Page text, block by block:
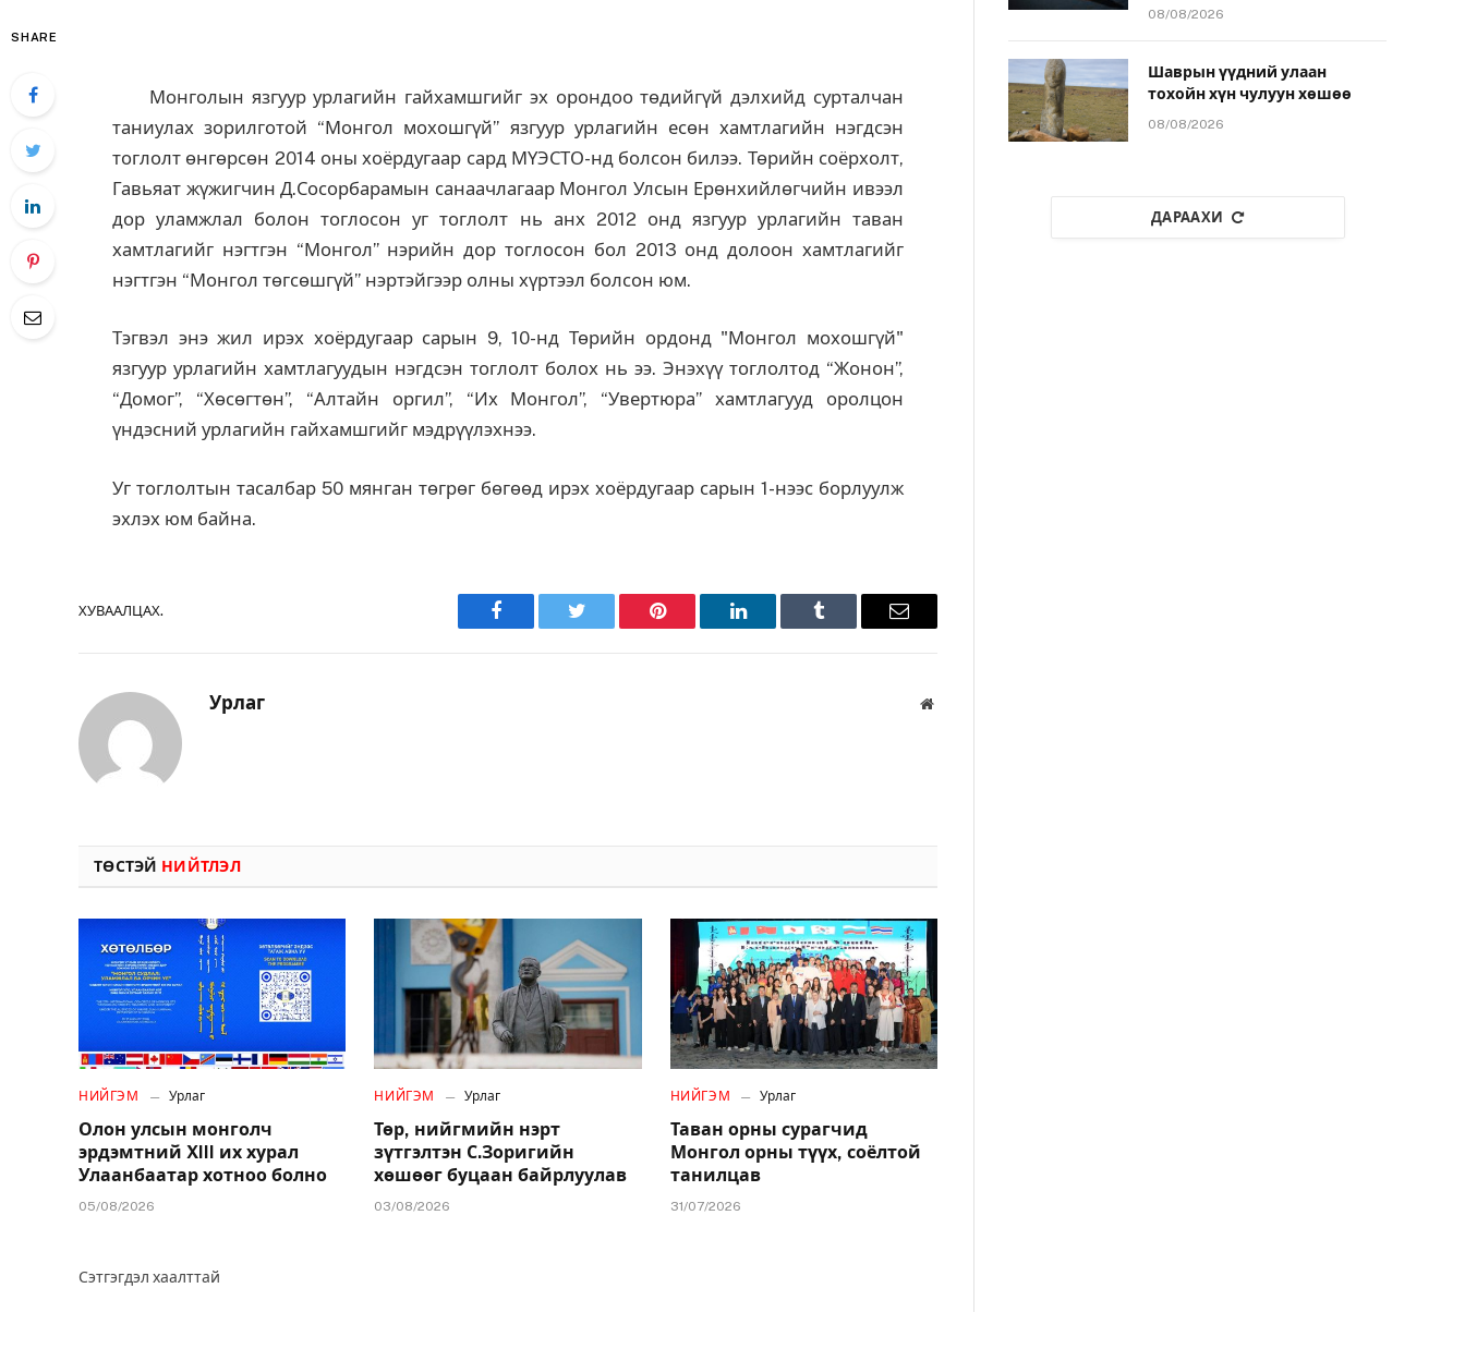
SHARE
Монголын язгуур урлагийн гайхамшгийг эх орондоо төдийгүй дэлхийд сурталчан
таниулах зорилготой “Монгол мохошгүй” язгуур урлагийн есөн хамтлагийн нэгдсэн
тоглолт өнгөрсөн 2014 оны хоёрдугаар сард МҮЭСТО-нд болсон билээ. Төрийн соёрхолт,
Гавьяат жүжигчин Д.Сосорбарамын санаачлагаар Монгол Улсын Ерөнхийлөгчийн ивээл
дор уламжлал болон тоглосон уг тоглолт нь анх 2012 онд язгуур урлагийн таван
хамтлагийг нэгтгэн “Монгол” нэрийн дор тоглосон бол 2013 онд долоон хамтлагийг
нэгтгэн “Монгол төгсөшгүй” нэртэйгээр олны хүртээл болсон юм.
Тэгвэл энэ жил ирэх хоёрдугаар сарын 9, 10-нд Төрийн ордонд "Монгол мохошгүй"
язгуур урлагийн хамтлагуудын нэгдсэн тоглолт болох нь ээ. Энэхүү тоглолтод “Жонон”,
“Домог”, “Хөсөгтөн”, “Алтайн оргил”, “Их Монгол”, “Увертюра” хамтлагууд оролцон
үндэсний урлагийн гайхамшгийг мэдрүүлэхнээ.
Уг тоглолтын тасалбар 50 мянган төгрөг бөгөөд ирэх хоёрдугаар сарын 1-нээс борлуулж
эхлэх юм байна.
ХУВААЛЦАХ.
Facebook Twitter Pinterest LinkedIn Tumblr Имэйл
Урлаг Вэбсайт
ТӨСТЭЙ НИЙТЛЭЛ
НИЙГЭМ Урлаг
Олон улсын монголч
эрдэмтний XIII их хурал
Улаанбаатар хотноо болно
05/08/2026
НИЙГЭМ Урлаг
Төр, нийгмийн нэрт
зүтгэлтэн С.Зоригийн
хөшөөг буцаан байрлуулав
03/08/2026
НИЙГЭМ Урлаг
Таван орны сурагчид
Монгол орны түүх, соёлтой
танилцав
31/07/2026
Сэтгэгдэл хаалттай
08/08/2026
Шаврын үүдний улаан
тохойн хүн чулуун хөшөө
08/08/2026
ДАРААХИ